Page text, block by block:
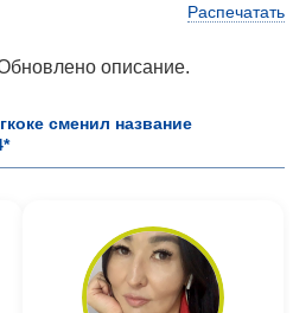
Распечатать
описание.
сменил название